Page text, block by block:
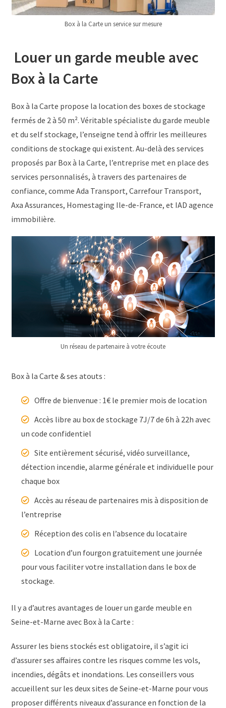
Box à la Carte un service sur mesure
Louer un garde meuble avec
Box à la Carte
Box à la Carte propose la location des boxes de stockage
fermés de 2 à 50 m². Véritable spécialiste du garde meuble
et du self stockage, l’enseigne tend à offrir les meilleures
conditions de stockage qui existent. Au-delà des services
proposés par Box à la Carte, l’entreprise met en place des
services personnalisés, à travers des partenaires de
confiance, comme Ada Transport, Carrefour Transport,
Axa Assurances, Homestaging Ile-de-France, et IAD agence
immobilière.
Un réseau de partenaire à votre écoute
Box à la Carte & ses atouts :
Offre de bienvenue : 1€ le premier mois de location
Accès libre au box de stockage 7J/7 de 6h à 22h avec
un code confidentiel
Site entièrement sécurisé, vidéo surveillance,
détection incendie, alarme générale et individuelle pour
chaque box
Accès au réseau de partenaires mis à disposition de
l’entreprise
Réception des colis en l’absence du locataire
Location d’un fourgon gratuitement une journée
pour vous faciliter votre installation dans le box de
stockage.
Il y a d’autres avantages de louer un garde meuble en
Seine-et-Marne avec Box à la Carte :
Assurer les biens stockés est obligatoire, il s’agit ici
d’assurer ses affaires contre les risques comme les vols,
incendies, dégâts et inondations. Les conseillers vous
accueillent sur les deux sites de Seine-et-Marne pour vous
proposer différents niveaux d’assurance en fonction de la